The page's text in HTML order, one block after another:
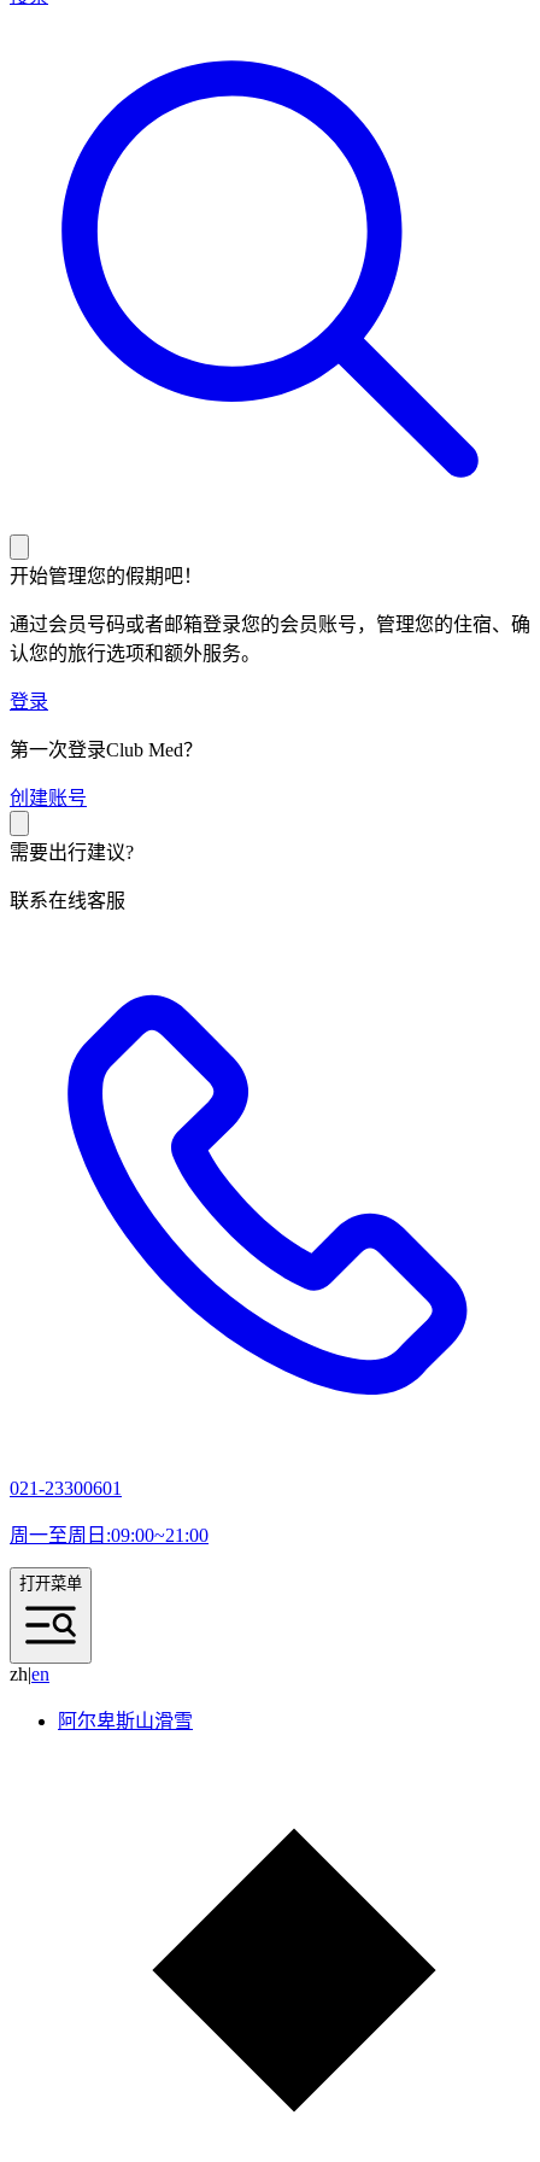
开始管理您的假期吧！
通过会员号码或者邮箱登录您的会员账号，管理您的住宿、确
认您的旅行选项和额外服务。
登录
第一次登录Club Med？
创 建账号
需要出行建议?
联系在线客服
021-23300601
周一至周日:09:00~21:00
打开菜单
zh|en
阿尔卑斯山滑雪